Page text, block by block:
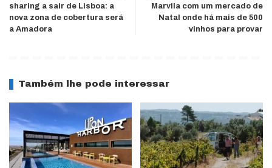
sharing a sair de Lisboa: a
nova zona de cobertura será
a Amadora
Marvila com um mercado de
Natal onde há mais de 500
vinhos para provar
Também lhe pode interessar